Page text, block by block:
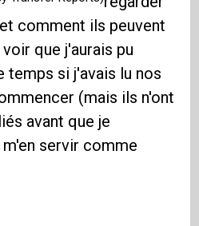
comment ils peuvent
que j'aurais pu
temps si j'avais lu nos
(mais ils n'ont
avant que je
servir comme